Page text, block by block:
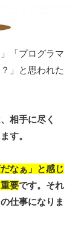
「プログラマ
」と思われた
相手に尽く
す。
なぁ」と感じ
要です。それ
仕事になりま